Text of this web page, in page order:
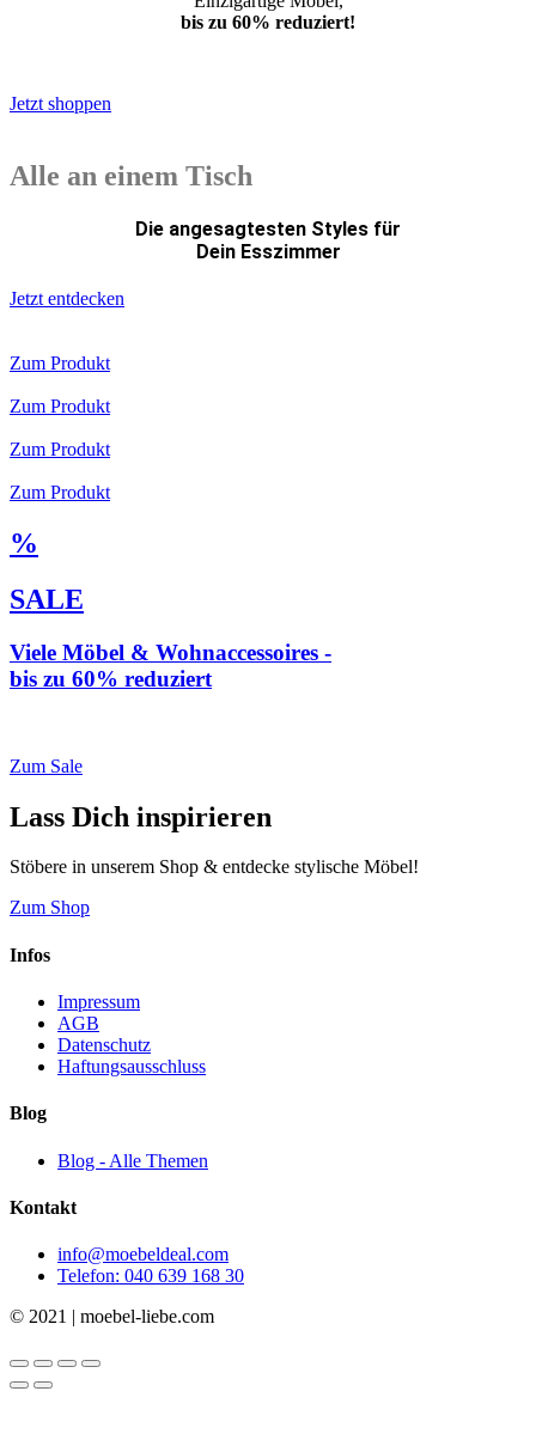
bis zu 60% reduziert!
Jetzt shoppen
Alle an einem Tisch
Die angesagtesten Styles für
Dein Esszimmer
Jetzt entdecken
Zum Produkt
Zum Produkt
Zum Produkt
Zum Produkt
%
SALE
Viele Möbel & Wohnaccessoires -
bis zu 60% reduziert
Zum Sale
Lass Dich inspirieren
Stöbere in unserem Shop & entdecke stylische Möbel!
Zum Shop
Infos
Impressum
AGB
Datenschutz
Haftungsausschluss
Blog
Blog - Alle Themen
Kontakt
info@moebeldeal.com
Telefon: 040 639 168 30
© 2021 | moebel-liebe.com